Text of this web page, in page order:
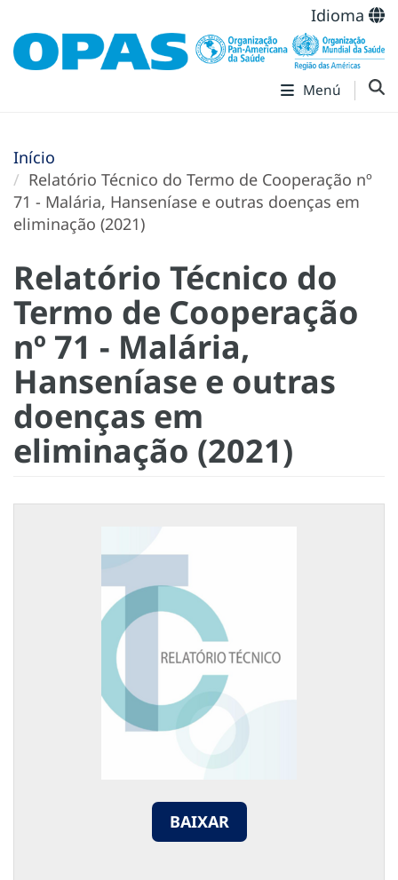
Idioma
Menú
Início
Relatório Técnico do Termo de Cooperação nº
71 - Malária, Hanseníase e outras doenças em
eliminação (2021)
Relatório Técnico do
Termo de Cooperação
nº 71 - Malária,
Hanseníase e outras
doenças em
eliminação (2021)
BAIXAR